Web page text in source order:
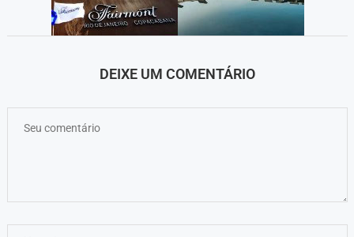
DEIXE UM COMENTÁRIO